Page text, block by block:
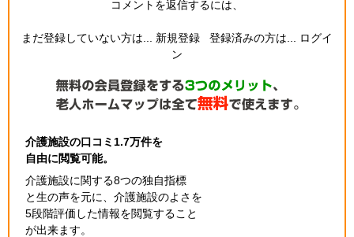
コメントを返信するには、
まだ登録していない方は... 新規登録 登録済みの方は...
ログイ
ン
介護施設の口コミ1.7万件を
自由に閲覧可能。
介護施設に関する8つの独自指標
と生の声を元に、介護施設のよさを
5段階評価した情報を閲覧すること
が出来ます。